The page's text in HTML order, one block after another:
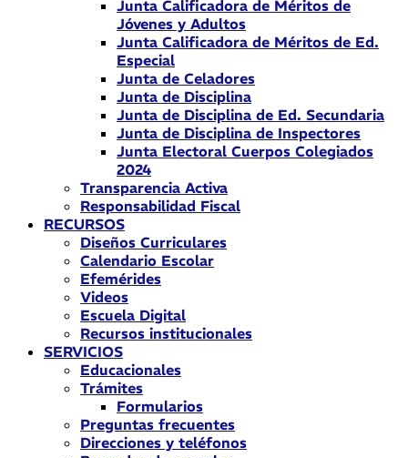
Junta Calificadora de Méritos de
Jóvenes y Adultos
Junta Calificadora de Méritos de Ed.
Especial
Junta de Celadores
Junta de Disciplina
Junta de Disciplina de Ed. Secundaria
Junta de Disciplina de Inspectores
Junta Electoral Cuerpos Colegiados
2024
Transparencia Activa
Responsabilidad Fiscal
RECURSOS
Diseños Curriculares
Calendario Escolar
Efemérides
Videos
Escuela Digital
Recursos institucionales
SERVICIOS
Educacionales
Trámites
Formularios
Preguntas frecuentes
Direcciones y teléfonos